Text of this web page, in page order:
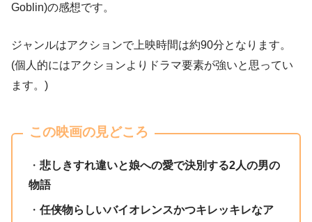
Goblin)の感想です。
ジャンルはアクションで上映時間は約90分となります。
(個人的にはアクションよりドラマ要素が強いと思ってい
ます。)
この映画の見どころ
・悲しきすれ違いと娘への愛で決別する2人の男の
物語
・任侠物らしいバイオレンスかつキレッキレなア